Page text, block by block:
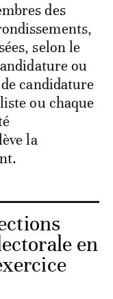
des
selon le
ou
candidature
ou chaque
la
en